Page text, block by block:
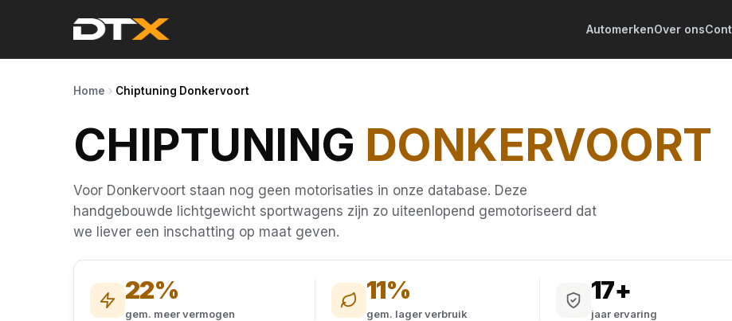
AutomerkenOver ons
Home Chiptuning Donkervoort
CHIPTUNING DONKERVOORT
Voor Donkervoort staan nog geen motorisaties in onze database. Deze
handgebouwde lichtgewicht sportwagens zijn zo uiteenlopend gemotoriseerd dat
we liever een inschatting op maat geven.
22%
gem. meer vermogen
11%
gem. lager verbruik
17+
jaar ervaring